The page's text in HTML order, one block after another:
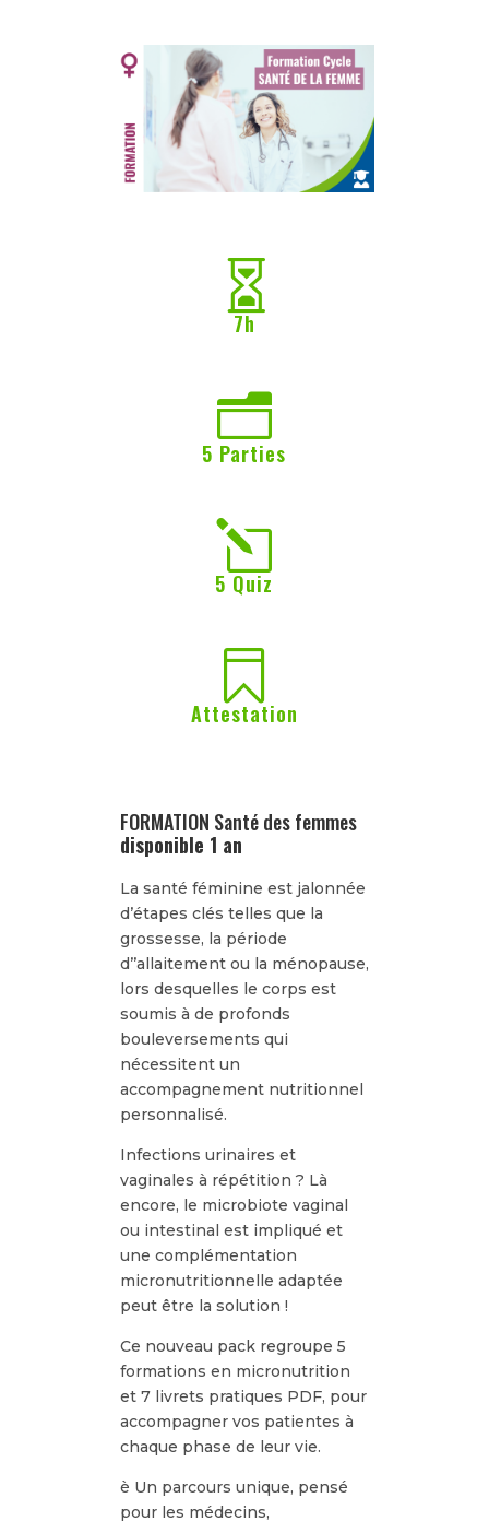

7h
n
5 Parties
l
5 Quiz

Attestation
FORMATION Santé des femmes
disponible 1 an
La santé féminine est jalonnée
d’étapes clés telles que la
grossesse, la période
d’’allaitement ou la ménopause,
lors desquelles le corps est
soumis à de profonds
bouleversements qui
nécessitent un
accompagnement nutritionnel
personnalisé.
Infections urinaires et
vaginales à répétition ? Là
encore, le microbiote vaginal
ou intestinal est impliqué et
une complémentation
micronutritionnelle adaptée
peut être la solution !
Ce nouveau pack regroupe 5
formations en micronutrition
et 7 livrets pratiques PDF, pour
accompagner vos patientes à
chaque phase de leur vie.
è Un parcours unique, pensé
pour les médecins,